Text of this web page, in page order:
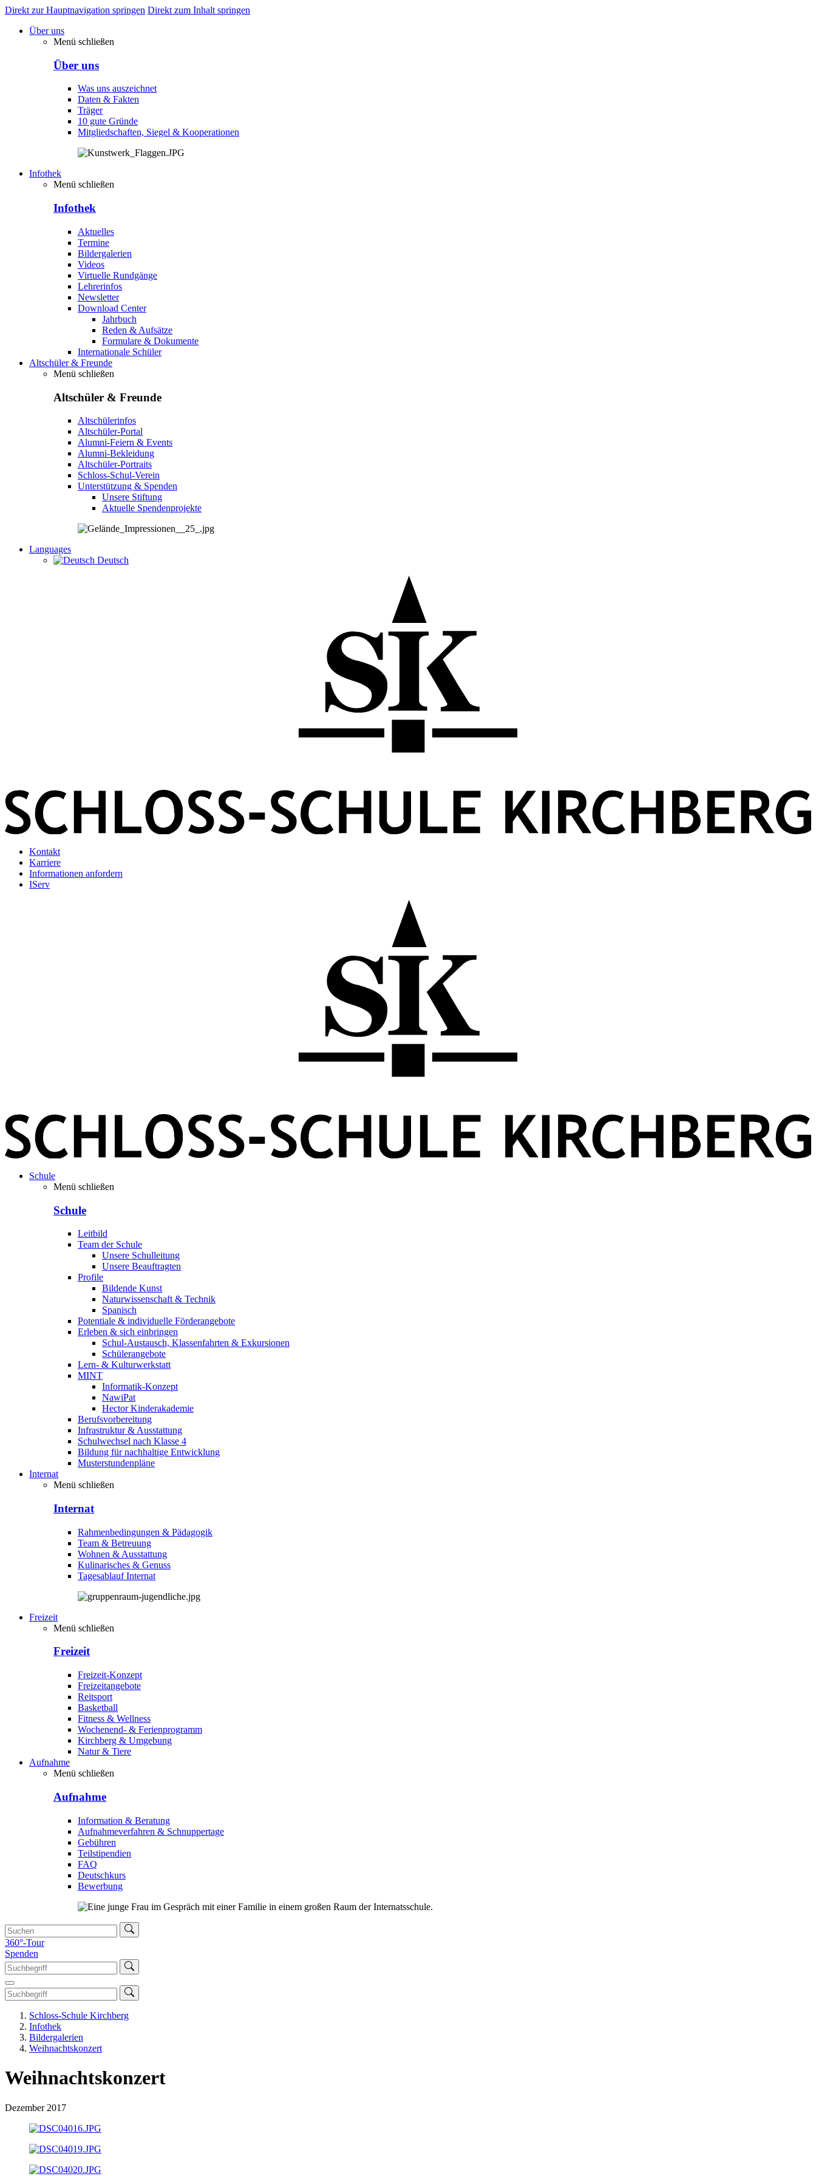
Direkt zur Hauptnavigation springen Direkt zum Inhalt springen
Über uns
Menü schließen
Über uns
Was uns auszeichnet
Daten & Fakten
Träger
10 gute Gründe
Mitgliedschaften, Siegel & Kooperationen
Infothek
Menü schließen
Infothek
Aktuelles
Termine
Bildergalerien
Videos
Virtuelle Rundgänge
Lehrerinfos
Newsletter
Download Center
Jahrbuch
Reden & Aufsätze
Formulare & Dokumente
Internationale Schüler
Altschüler & Freunde
Menü schließen
Altschüler & Freunde
Altschülerinfos
Altschüler-Portal
Alumni-Feiern & Events
Alumni-Bekleidung
Altschüler-Portraits
Schloss-Schul-Verein
Unterstützung & Spenden
Unsere Stiftung
Aktuelle Spendenprojekte
Languages
Deutsch
Kontakt
Karriere
Informationen anfordern
IServ
Schule
Menü schließen
Schule
Leitbild
Team der Schule
Unsere Schulleitung
Unsere Beauftragten
Profile
Bildende Kunst
Naturwissenschaft & Technik
Spanisch
Potentiale & individuelle Förderangebote
Erleben & sich einbringen
Schul-Austausch, Klassenfahrten & Exkursionen
Schülerangebote
Lern- & Kulturwerkstatt
MINT
Informatik-Konzept
NawiPat
Hector Kinderakademie
Berufsvorbereitung
Infrastruktur & Ausstattung
Schulwechsel nach Klasse 4
Bildung für nachhaltige Entwicklung
Musterstundenpläne
Internat
Menü schließen
Internat
Rahmenbedingungen & Pädagogik
Team & Betreuung
Wohnen & Ausstattung
Kulinarisches & Genuss
Tagesablauf Internat
Freizeit
Menü schließen
Freizeit
Freizeit-Konzept
Freizeitangebote
Reitsport
Basketball
Fitness & Wellness
Wochenend- & Ferienprogramm
Kirchberg & Umgebung
Natur & Tiere
Aufnahme
Menü schließen
Aufnahme
Information & Beratung
Aufnahmeverfahren & Schnuppertage
Gebühren
Teilstipendien
FAQ
Deutschkurs
Bewerbung
360°-Tour
Spenden
Schloss-Schule Kirchberg
Infothek
Bildergalerien
Weihnachtskonzert
Weihnachtskonzert
Dezember 2017